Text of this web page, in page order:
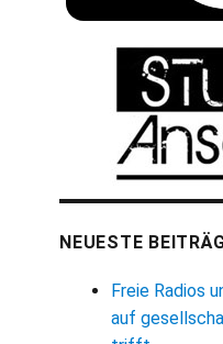
NEUESTE
Freie Radios
auf